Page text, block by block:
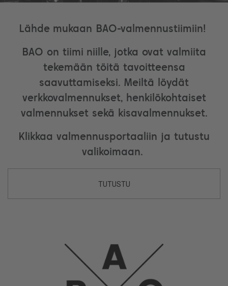
Lähde mukaan BAO-valmennustiimiin!
BAO on tiimi niille, jotka ovat valmiita
tekemään töitä tavoitteensa
saavuttamiseksi. Meiltä löydät
verkkovalmennukset, henkilökohtaiset
valmennukset sekä kisavalmennukset.
Klikkaa valmennusportaaliin ja tutustu
valikoimaan.
TUTUSTU